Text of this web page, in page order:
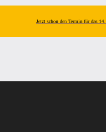
Jetzt schon den Termin für das